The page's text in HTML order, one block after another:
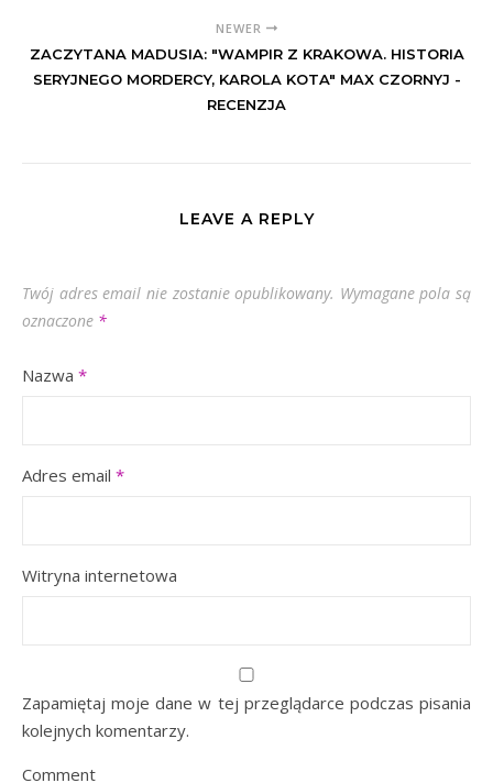
NEWER
ZACZYTANA MADUSIA: "WAMPIR Z KRAKOWA. HISTORIA
SERYJNEGO MORDERCY, KAROLA KOTA" MAX CZORNYJ -
RECENZJA
LEAVE A REPLY
Twój adres email nie zostanie opublikowany. Wymagane pola są
oznaczone *
Nazwa *
Adres email *
Witryna internetowa
Zapamiętaj moje dane w tej przeglądarce podczas pisania
kolejnych komentarzy.
Comment